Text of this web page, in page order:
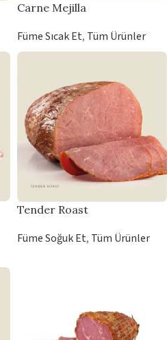
Carne Mejilla
Füme Sıcak Et, Tüm Ürünler
Tender Roast
Füme Soğuk Et, Tüm Ürünler